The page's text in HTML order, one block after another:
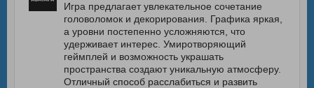
Игра предлагает увлекательное сочетание
головоломок и декорирования. Графика яркая,
а уровни постепенно усложняются, что
удерживает интерес. Умиротворяющий
геймплей и возможность украшать
пространства создают уникальную атмосферу.
Отличный способ расслабиться и развить